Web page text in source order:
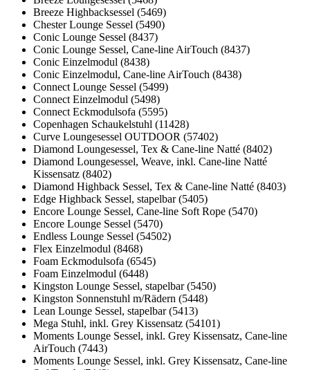
Breeze Highbacksessel (5469)
Chester Lounge Sessel (5490)
Conic Lounge Sessel (8437)
Conic Lounge Sessel, Cane-line AirTouch (8437)
Conic Einzelmodul (8438)
Conic Einzelmodul, Cane-line AirTouch (8438)
Connect Lounge Sessel (5499)
Connect Einzelmodul (5498)
Connect Eckmodulsofa (5595)
Copenhagen Schaukelstuhl (11428)
Curve Loungesessel OUTDOOR (57402)
Diamond Loungesessel, Tex & Cane-line Natté (8402)
Diamond Loungesessel, Weave, inkl. Cane-line Natté
Kissensatz (8402)
Diamond Highback Sessel, Tex & Cane-line Natté (8403)
Edge Highback Sessel, stapelbar (5405)
Encore Lounge Sessel, Cane-line Soft Rope (5470)
Encore Lounge Sessel (5470)
Endless Lounge Sessel (54502)
Flex Einzelmodul (8468)
Foam Eckmodulsofa (6545)
Foam Einzelmodul (6448)
Kingston Lounge Sessel, stapelbar (5450)
Kingston Sonnenstuhl m/Rädern (5448)
Lean Lounge Sessel, stapelbar (5413)
Mega Stuhl, inkl. Grey Kissensatz (54101)
Moments Lounge Sessel, inkl. Grey Kissensatz, Cane-line
AirTouch (7443)
Moments Lounge Sessel, inkl. Grey Kissensatz, Cane-line